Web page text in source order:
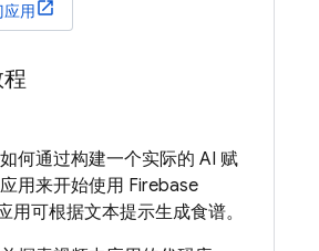
用
何通过构建一个实际的 AI 赋
用来开始使用 Firebase
用可根据文本提示生成食谱。